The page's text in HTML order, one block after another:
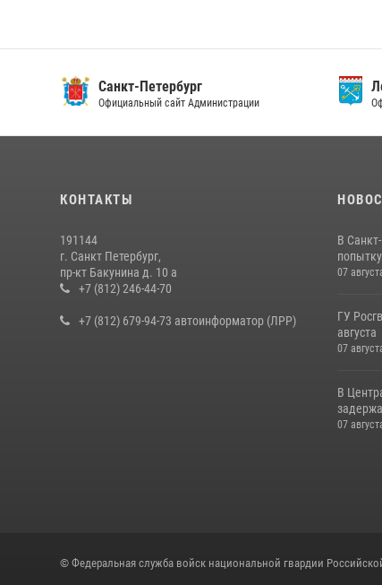
Санкт-Петербург
Официальный сайт Администрации
КОНТАКТЫ
191144
г. Санкт Петербург,
пр-кт Бакунина д. 10 а
+7 (812) 246-44-70
+7 (812) 679-94-73 автоинформатор (ЛРР)
В
07
ГУ
августа
07
В
07
© Федеральная служба войск национальной гвардии